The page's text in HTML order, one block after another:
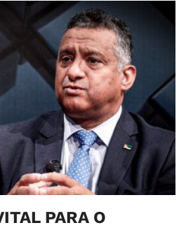
PARA O